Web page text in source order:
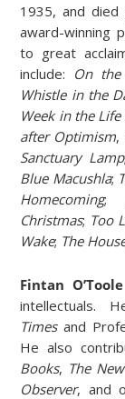
1935, and
award-winning
to great
include: On the
Whistle in the
Week in the Life
after Optimism,
Sanctuary Lamp;
Blue Macushla;
Homecoming;
Christmas; Too
Wake; The
Fintan O’Toole
intellectuals.
Timesand
He also
Books, The
Observer, and